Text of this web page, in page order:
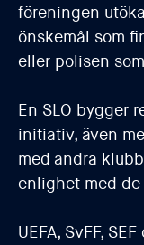
föreningen
önskemål som
eller polisen
En SLO bygger
initiativ, även
med andra
enlighet med
UEFA, SvFF,